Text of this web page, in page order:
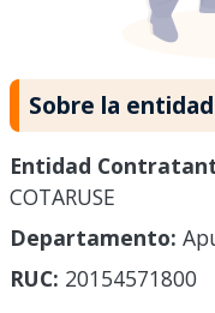
Sobre la entidad
Entidad
COTARUSE
Departamento:
RUC: 20154571800